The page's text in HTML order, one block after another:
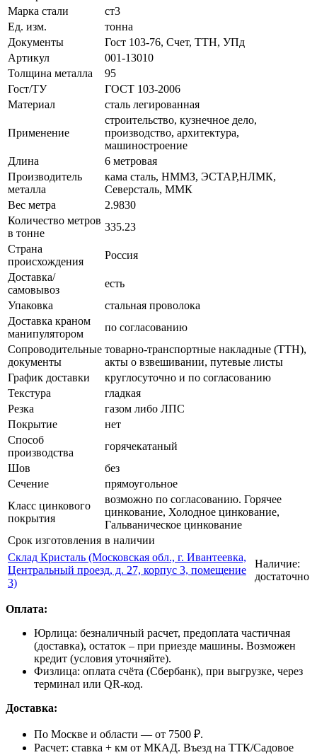
Марка стали
ст3
Ед. изм.
тонна
Документы
Гост 103-76, Счет, ТТН, УПд
Артикул
001-13010
Толщина металла
95
Гост/ТУ
ГОСТ 103-2006
Материал
сталь легированная
Применение
строительство, кузнечное дело,
производство, архитектура,
машиностроение
Длина
6 метровая
Производитель
металла
кама сталь, НММЗ, ЭСТАР,НЛМК,
Северсталь, ММК
Вес метра
2.9830
Количество метров
в тонне
335.23
Страна
происхождения
Россия
Доставка/
самовывоз
есть
Упаковка
стальная проволока
Доставка краном
манипулятором
по согласованию
Сопроводительные
документы
товарно-транспортные накладные (ТТН),
акты о взвешивании, путевые листы
График доставки
круглосуточно и по согласованию
Текстура
гладкая
Резка
газом либо ЛПС
Покрытие
нет
Способ
производства
горячекатаный
Шов
без
Сечение
прямоугольное
Класс цинкового
покрытия
возможно по согласованию. Горячее
цинкование, Холодное цинкование,
Гальваническое цинкование
Срок изготовления в наличии
Склад Кристаль (Московская обл., г. Ивантеевка,
Центральный проезд, д. 27, корпус 3, помещение
3)
Наличие:
достаточно
Оплата:
Юрлица: безналичный расчет, предоплата частичная
(доставка), остаток – при приезде машины. Возможен
кредит (условия уточняйте).
Физлица: оплата счёта (Сбербанк), при выгрузке, через
терминал или QR-код.
Доставка:
По Москве и области — от 7500 ₽.
Расчет: ставка + км от МКАД. Въезд на ТТК/Садовое